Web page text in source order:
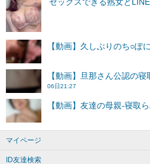
マイページ
ID友達検索